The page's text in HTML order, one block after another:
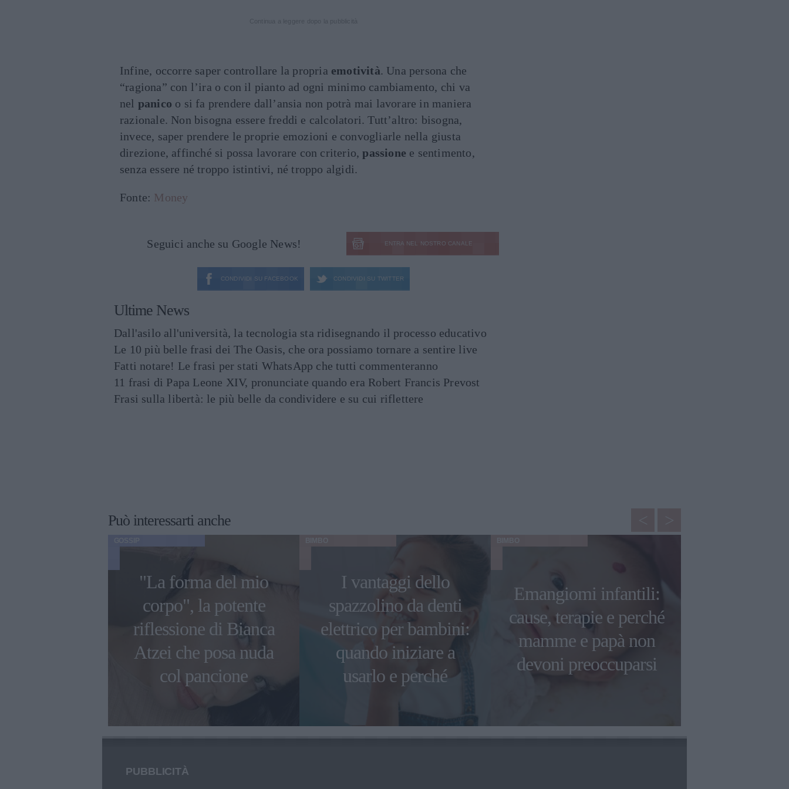
Infine, occorre saper controllare la propria emotività. Una persona che
“ragiona” con l’ira o con il pianto ad ogni minimo cambiamento, chi va
nel panico o si fa prendere dall’ansia non potrà mai lavorare in maniera
razionale. Non bisogna essere freddi e calcolatori. Tutt’altro: bisogna,
invece, saper prendere le proprie emozioni e convogliarle nella giusta
direzione, affinché si possa lavorare con criterio,passione e sentimento,
senza essere né troppo istintivi, né troppo algidi.
Fonte: Money
Seguici anche su Google News! ENTRA NEL NOSTRO CANALE
CONDIVIDI SU FACEBOOK CONDIVIDI SU TWITTER
Ultime News
Dall'asilo all'università, la tecnologia sta ridisegnando il processo educativo
Le 10 più belle frasi dei The Oasis, che ora possiamo tornare a sentire live
Fatti notare! Le frasi per stati WhatsApp che tutti commenteranno
11 frasi di Papa Leone XIV, pronunciate quando era Robert Francis Prevost
Frasi sulla libertà: le più belle da condividere e su cui riflettere
Può interessarti anche
"La forma del mio
corpo", la potente
riflessione di Bianca
Atzei che posa nuda
col pancione
I vantaggi dello
spazzolino da denti
elettrico per bambini:
quando iniziare a
usarlo e perché
Emangiomi infantili:
cause, terapie e perché
mamme e papà non
devoni preoccuparsi
PUBBLICITÀ